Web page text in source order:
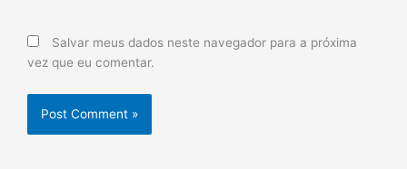
Salvar meus dados neste navegador para a próxima
vez que eu comentar.